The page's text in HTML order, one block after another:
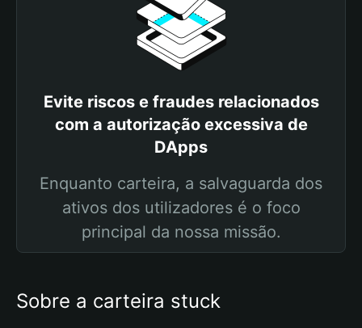
Evite riscos e fraudes relacionados
com a autorização excessiva de
DApps
Enquanto carteira, a salvaguarda dos
ativos dos utilizadores é o foco
principal da nossa missão.
Sobre a carteira stuck